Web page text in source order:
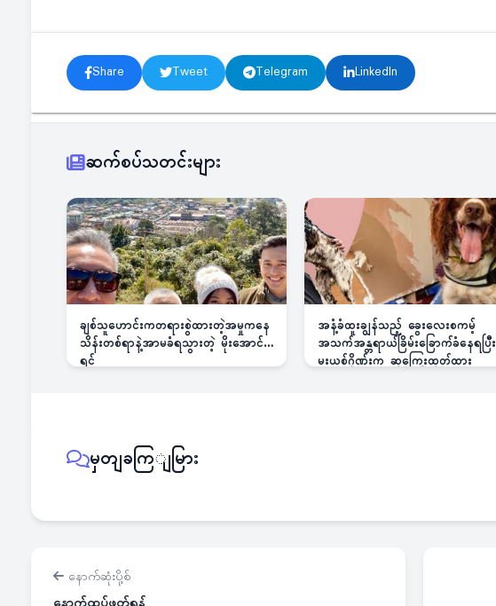
Share Tweet Telegram LinkedIn
ဆက်စပ်သတင်းများ
ချစ်သူဟောင်းကတရားစွဲထားတဲ့အမှုကနေ
သိန်းတစ်ရာနဲ့အာမခံရသွားတဲ့ မိုးအောင်
ရင်
အနံ့ခံထူးချွန်သည့် ခွေးလေးစကမ့်
အသက်အန္တရာယ်ခြိမ်းခြောက်ခံနေရပြီး
မူးယစ်ဂိုဏ်းက ဆုကြေးထုတ်ထား
မှတျခကြျမြား
နောက်ဆုံးပို့စ်